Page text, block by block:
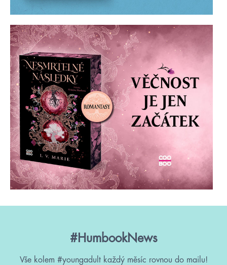
#HumbookNews
Vše kolem #youngadult každý měsíc rovnou do mailu!